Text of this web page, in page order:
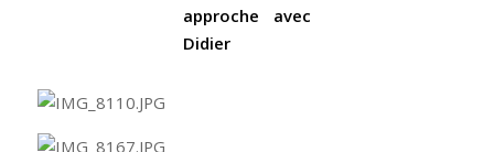
approche avec
Didier